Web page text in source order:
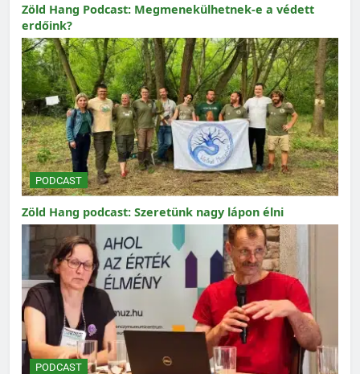
Zöld Hang Podcast: Megmenekülhetnek-e a védett
erdőink?
PODCAST
Zöld Hang podcast: Szeretünk nagy lápon élni
PODCAST